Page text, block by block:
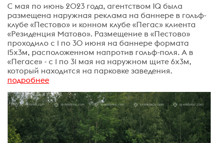
С мая по июнь 2023 года, агентством IQ была
размещена наружная реклама на баннере в гольф-
клубе «Пестово» и конном клубе «Пегас» клиента
«Резиденция Матово». Размещение в «Пестово»
проходило с 1 по 30 июня на баннере формата
15х3м, расположенном напротив гольф-поля. А в
«Пегасе» - с 1 по 31 мая на наружном щите 6х3м,
который находится на парковке заведения.
подробнее